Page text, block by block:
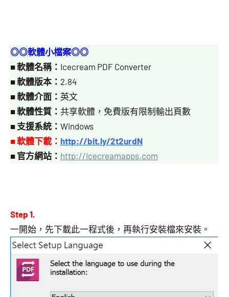
◎◎軟體小檔案◎◎
■軟體名稱： Icecream PDF Converter
■軟體版本： 2.84
■軟體介面： 英文
■軟體性質： 共享軟體，免費版有限制輸出頁數
■ 支援系統： Windows
■ 軟體下載： http://bit.ly/2t2urdN
■ 官方網站： http://icecreamapps.com
Step 1.
一開始，先下載此一程式後，再執行安裝檔來安裝。